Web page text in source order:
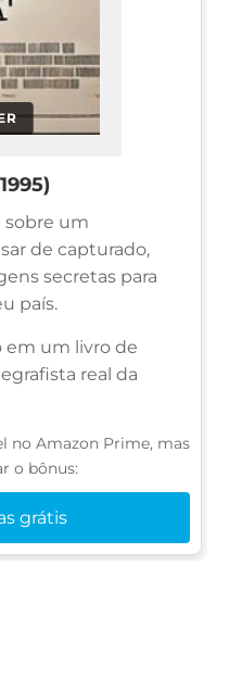
sobre um
de capturado,
secretas para
país.
em um livro de
real da
no Amazon Prime, mas
o bônus:
grátis